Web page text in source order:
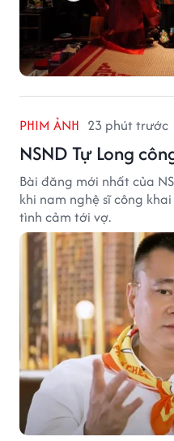
PHIM ẢNH 23 phút trước
NSND Tự Long
Bài đăng mới nhất của
khi nam nghệ sĩ công
tình cảm tới vợ.